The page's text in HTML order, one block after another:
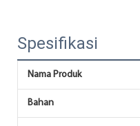
Spesifikasi
Nama Produk
Bahan